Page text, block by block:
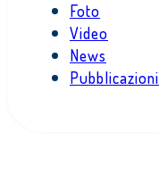
Foto
Video
News
Pubblicazioni